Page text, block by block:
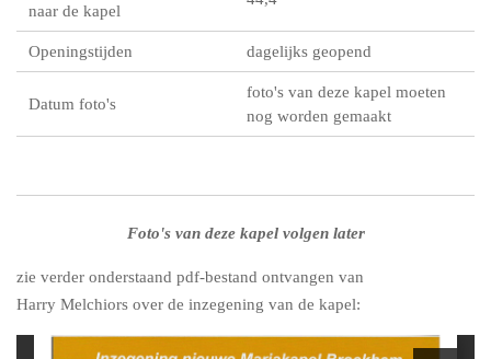
naar de kapel
Openingstijden dagelijks geopend
Datum foto's
foto's van deze kapel moeten
nog worden gemaakt
Foto's van deze kapel volgen later
zie verder onderstaand pdf-bestand ontvangen van
Harry Melchiors over de inzegening van de kapel: